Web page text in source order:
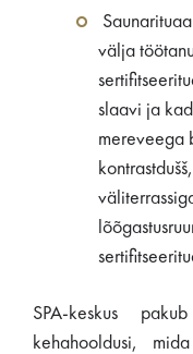
välja
slaavi ja
mereveega
SPA-keskus
kehahooldusi,